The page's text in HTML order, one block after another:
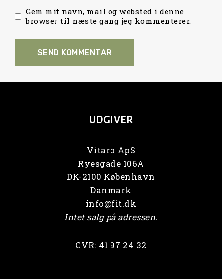
Gem mit navn, mail og websted i denne
browser til næste gang jeg kommenterer.
UDGIVER
Vitaro ApS
Ryesgade 106A
DK-2100 København
Danmark
info@fit.dk
Intet salg på adressen.
CVR: 41 97 24 32